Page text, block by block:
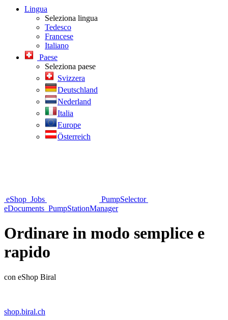
Lingua
Seleziona lingua
Tedesco
Francese
Italiano
Paese
Seleziona paese
Svizzera
Deutschland
Nederland
Italia
Europe
Österreich
eShop Jobs
PumpSelector
eDocuments PumpStationManager
Ordinare in modo semplice e
rapido
con eShop Biral
shop.biral.ch